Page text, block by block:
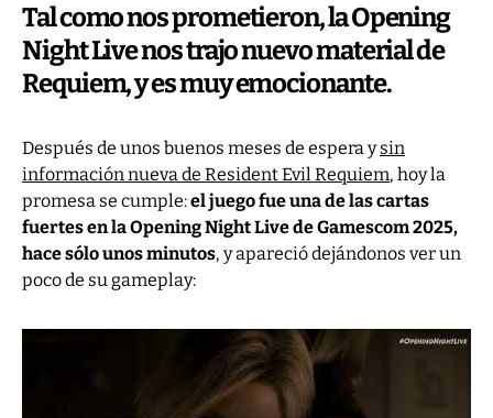
Tal como nos prometieron, la Opening
Night Live nos trajo nuevo material de
Requiem, y es muy emocionante.
Después de unos buenos meses de espera ysin
información nueva de Resident Evil Requiem, hoy la
promesa se cumple:el juego fue una de las cartas
fuertes en la Opening Night Live de Gamescom 2025,
hace sólo unos minutos, y apareció dejándonos ver un
poco de su gameplay: